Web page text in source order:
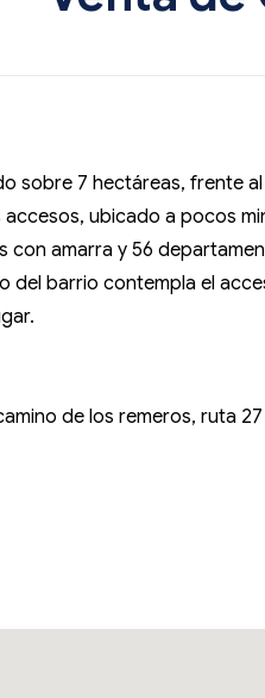
sobre 7 hectáreas, frente
ubicado a pocos
amarra y 56
del barrio contempla el
de los remeros, ruta